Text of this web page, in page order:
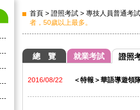
首頁 > 證照考試 > 專技人員普通考試
者，50歲以上最多。
總 覽 就業考試 證照
2016/08/22 ＜特報＞華語導遊領